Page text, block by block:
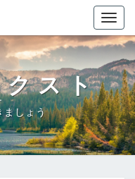
クスト
ましょう